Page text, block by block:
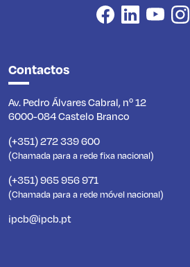
Contactos
Av. Pedro Álvares Cabral, nº 12
6000-084 Castelo Branco
(+351) 272 339 600
(Chamada para a rede fixa nacional)
(+351) 965 956 971
(Chamada para a rede móvel nacional)
ipcb@ipcb.pt